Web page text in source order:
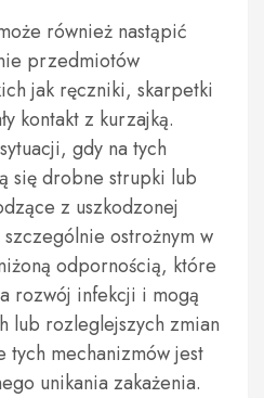
również nastąpić
przedmiotów
jak ręczniki, skarpetki
kontakt z kurzajką.
gdy na tych
się drobne strupki lub
z uszkodzonej
ostrożnym w
odpornością, które
rozwój infekcji i mogą
lub rozleglejszych zmian
tych mechanizmów jest
unikania zakażenia.